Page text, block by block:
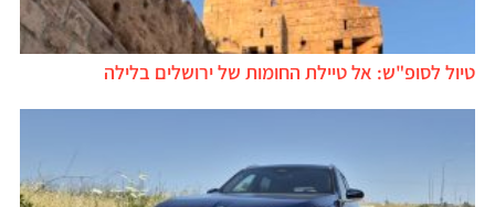
טיול לסופ"ש: אל טיילת החומות של ירושלים בלילה